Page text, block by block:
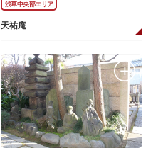
浅草中央部エリア
天祐庵